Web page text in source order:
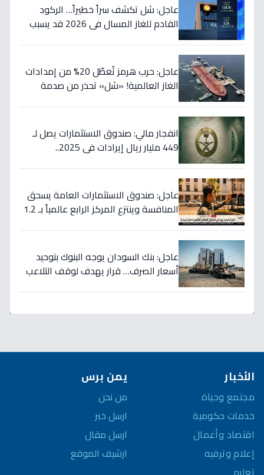
عاجل: شل تكشف سراً خطيراً… الركود
القادم للغاز المسال في 2026 قد يسبب
عاجل: حرب هرمز تُعطّل 20% من إمدادات
الغاز العالمية! «شل» تحذر من صدمة
انفجار مالي: صندوق الاستثمارات يصل لـ
449 مليار ريال إيرادات في 2025..
عاجل: صندوق الاستثمارات العامة يسحق
المنافسة وينتزع المركز الرابع عالمياً بـ 1.2
عاجل: بنك السودان يوجه البنوك بتوحيد
أسعار الصرف… قرار يهدف لوقف التلاعب
الأخبار
مجتمع وحياة
خدمات حكومية
اقتصاد وأعمال
إعلام وترفيه
يمن برس
من نحن
ارسل خبر
ارسل مقال
ارشيف الموقع